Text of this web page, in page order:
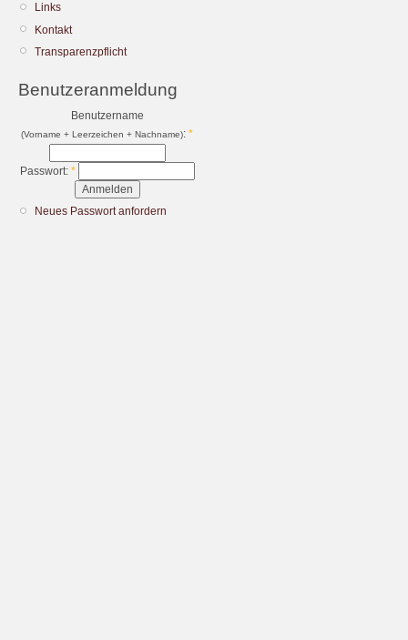
Links
Kontakt
Transparenzpflicht
Benutzeranmeldung
Benutzername
(Vorname + Leerzeichen + Nachname): *
Passwort: *
Neues Passwort anfordern